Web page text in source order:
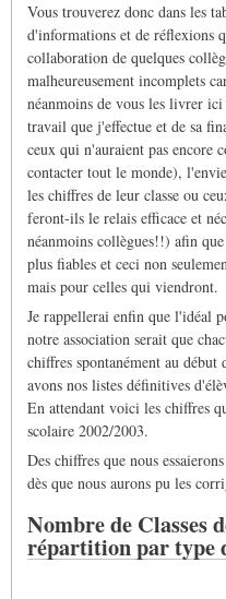
Vous trouverez donc dans les
d'informations et de réflexions
collaboration de quelques
malheureusement incomplets
néanmoins de vous les livrer
travail que j'effectue et de sa
ceux qui n'auraient pas encore
contacter tout le monde),
les chiffres de leur classe ou
feront-ils le relais efficace et
néanmoins collègues!!) afin
plus fiables et ceci non
mais pour celles qui viendront.
Je rappellerai enfin que l'idéal
notre association serait que
chiffres spontanément au début
avons nos listes définitives
En attendant voici les chiffres
scolaire 2002/2003.
Des chiffres que nous
dès que nous aurons pu les
Nombre de Classes
répartition par type